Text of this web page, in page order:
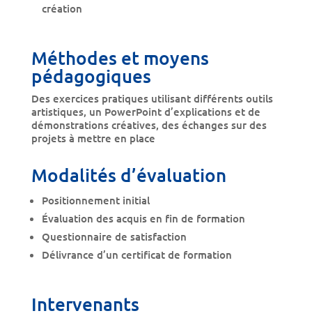
création
Méthodes et moyens
pédagogiques
Des exercices pratiques utilisant différents outils
artistiques, un PowerPoint d’explications et de
démonstrations créatives, des échanges sur des
projets à mettre en place
Modalités d’évaluation
Positionnement initial
Évaluation des acquis en fin de formation
Questionnaire de satisfaction
Délivrance d’un certificat de formation
Intervenants